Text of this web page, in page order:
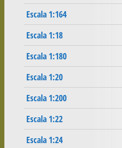
Escala 1:164
Escala 1:18
Escala 1:180
Escala 1:20
Escala 1:200
Escala 1:22
Escala 1:24